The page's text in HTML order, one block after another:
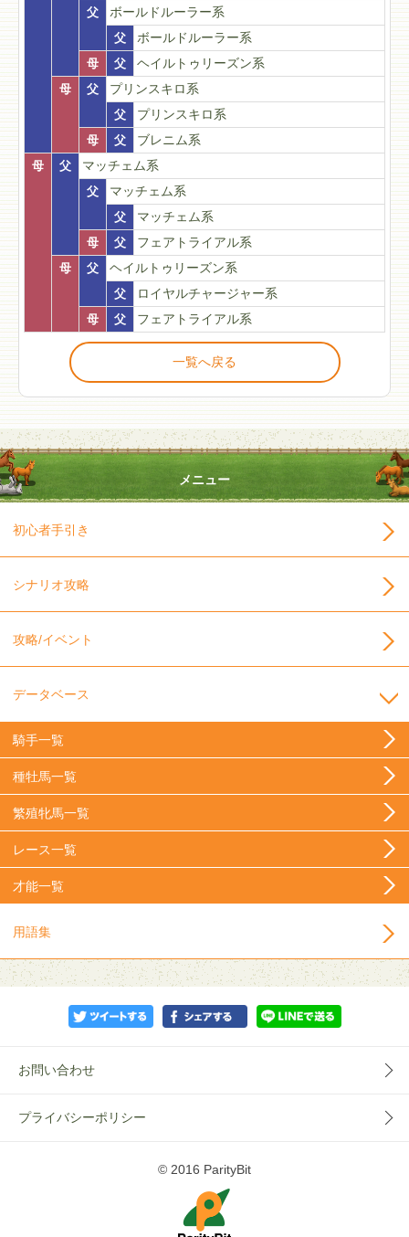
父
ボールドルーラー系
父
ボールドルーラー系
母
父
ヘイルトゥリーズン系
母
父
プリンスキロ系
父
プリンスキロ系
母
父
ブレニム系
母
父
マッチェム系
父
マッチェム系
父
マッチェム系
母
父
フェアトライアル系
母
父
ヘイルトゥリーズン系
父
ロイヤルチャージャー系
母
父 フェアトライアル系
一覧へ戻る
メニュー
初心者手引き
シナリオ攻略
攻略/イベント
データベース
騎手一覧
種牡馬一覧
繁殖牝馬一覧
レース一覧
才能一覧
用語集
お問い合わせ
プライバシーポリシー
© 2016 ParityBit